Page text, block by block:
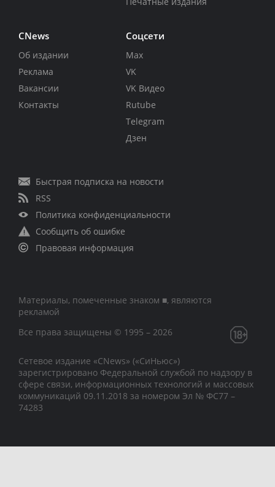
CNews
Об издании
Реклама
Вакансии
Контакты
Соцсети
Max
VK
VK Видео
Rutube
Telegram
Дзен
Быстрая подписка на новости
RSS
Политика конфиденциальности
Сообщить об ошибке
Правовая информация
Материалы, помеченные знаком ■, являются
рекламой
Все права защищены © 1995 – 2026
Сетевое издание «CNews» («СиНьюс»)
зарегистрировано Федеральной службой по надзору в
сфере связи, информационных технологий и массовых
коммуникаций 09.11.2018 за номером Эл № ФС77 –
74283